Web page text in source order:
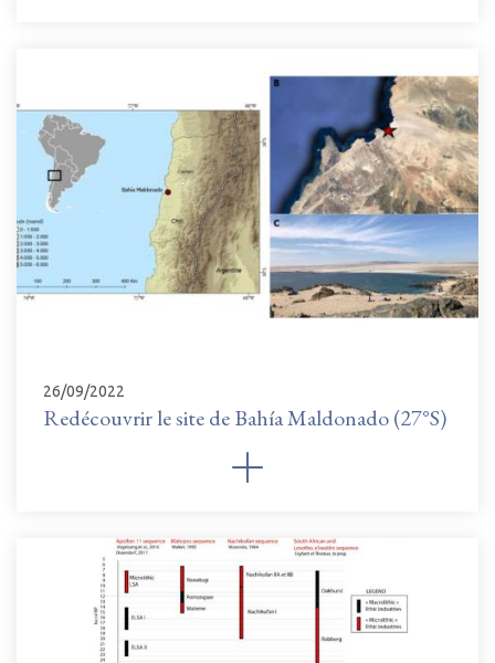
26/09/2022
Redécouvrir le site de Bahía Maldonado (27°S)